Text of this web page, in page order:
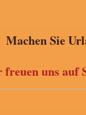
wo
uns auf